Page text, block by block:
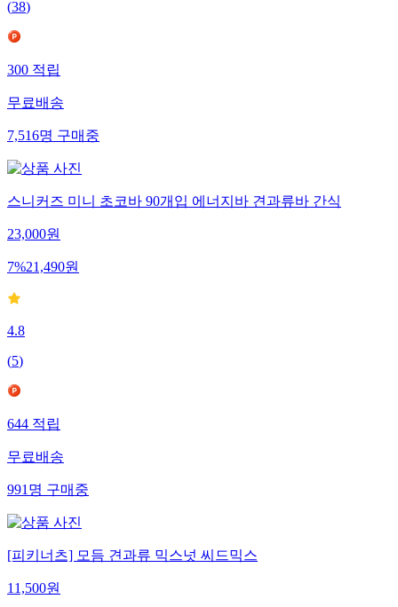
(38)
300적립
무료배송
7,516명구매중
스니커즈 미니 초코바 90개입 에너지바 견과류바 간식
23,000원
7%21,490원
4.8
(5)
644적립
무료배송
991명구매중
[피키너츠] 모듬 견과류 믹스넛 씨드믹스
11,500원